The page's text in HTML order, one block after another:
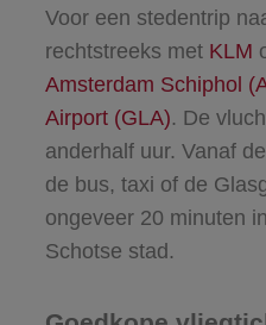
Voor een stedentrip
rechtstreeks met KLM
Amsterdam Schiphol
Airport (GLA). De
anderhalf uur. Vanaf
de bus, taxi of de
ongeveer 20 minuten
Schotse stad.